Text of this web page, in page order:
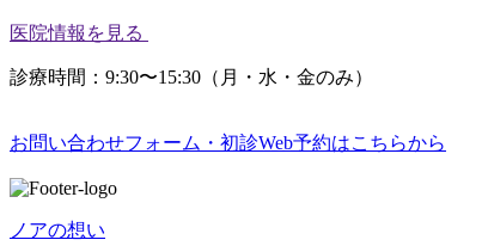
医院情報を見る
診療時間：9:30〜15:30（月・水・金のみ）
お問い合わせフォーム・初診Web予約はこちらから
ノアの想い